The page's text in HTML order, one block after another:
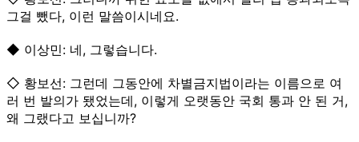
그걸 뺐다, 이런 말씀이시네요.
◆ 이상민: 네, 그렇습니다.
◇ 황보선: 그런데 그동안에 차별금지법이라는 이름으로 여
러 번 발의가 됐었는데, 이렇게 오랫동안 국회 통과 안 된 거,
왜 그랬다고 보십니까?